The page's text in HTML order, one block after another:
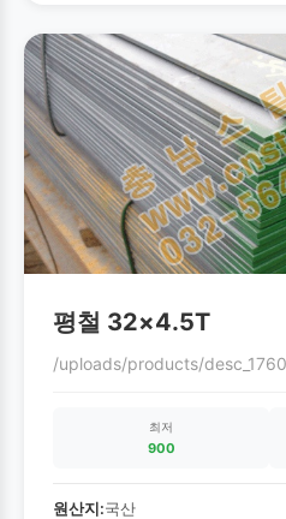
평철 32×4.5T
/uploads/products/
최저
900
원산지:국산